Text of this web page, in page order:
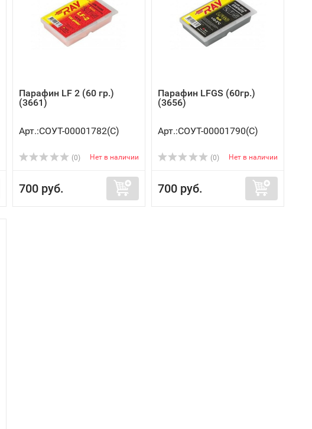
Парафин LF 2 (60 гр.)
(3661)
Арт.:СОУТ-00001782(C)
(0) Нет в наличии
700 руб.
Парафин LFGS (60гр.)
(3656)
Арт.:СОУТ-00001790(C)
(0) Нет в наличии
700 руб.